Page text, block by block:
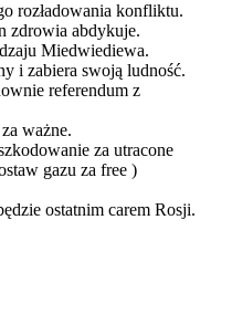
rozładowania konfliktu.
zdrowia abdykuje.
Miedwiediewa.
i zabiera swoją ludność.
referendum z
ważne.
za utracone
gazu za free )
ostatnim carem Rosji.